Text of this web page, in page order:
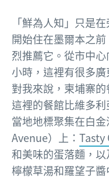
「鮮為人知」只是
開始住在墨爾本之
烈推薦它。從市中
小時，這裡有很多
對我來說，柬埔寨
這裡的餐館比維多
當地地標聚集在白
Avenue）上： Tasty
和美味的蛋落麵，以
檸檬草湯和羅望子醬